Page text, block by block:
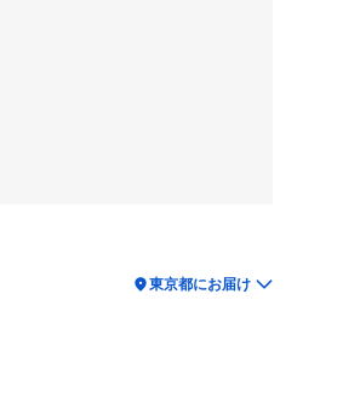
location_on東京都にお届け